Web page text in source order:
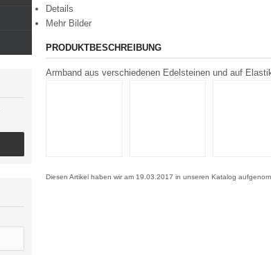
Details
Mehr Bilder
PRODUKTBESCHREIBUNG
Armband aus verschiedenen Edelsteinen und auf
Diesen Artikel haben wir am 19.03.2017 in unseren Katalog